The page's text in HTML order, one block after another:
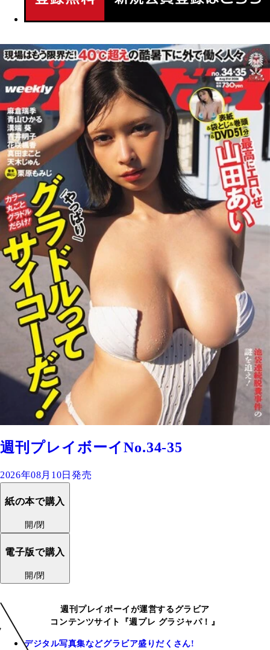
週刊プレイボーイNo.34-35
2026年08月10日発売
紙の本で購入
開/閉
電子版で購入
開/閉
週刊プレイボーイが運営するグラビア
コンテンツサイト『週プレ グラジャパ！』
デジタル写真集などグラビア盛りだくさん!